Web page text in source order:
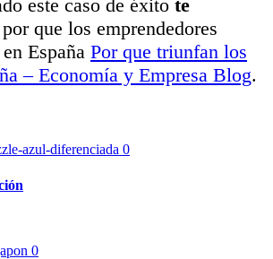
este caso de éxito te
que los emprendedores
España Por que triunfan los
– Economía y Empresa Blog.
0
0